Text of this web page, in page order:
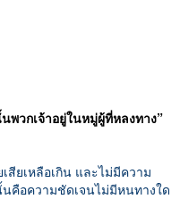
พวกเจ้าอยู่ในหมู่ผู้ที่หลงทาง”
ยเหลือเกิน และไม่มีความ
คือความชัดเจนไม่มีหนทางใด